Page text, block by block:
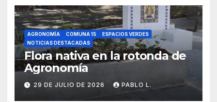
AGRONOMÍA COMUNA 15
ESPACIOS VERDES
NOTICIAS DESTACADAS
Flora nativa en la rotonda de
Agronomía
29 DE JULIO DE 2026 PABLO L.